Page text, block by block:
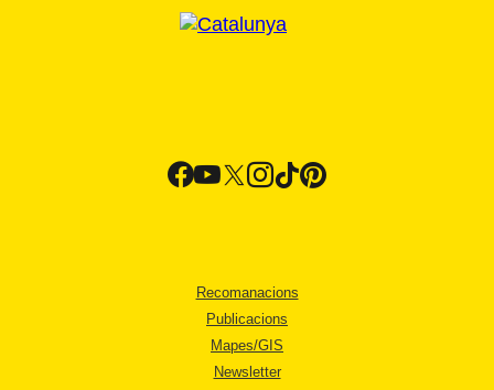
Recomanacions
Publicacions
Mapes/GIS
Newsletter